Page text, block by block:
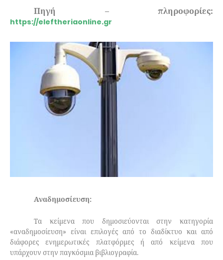
Πηγή – πληροφορίες:
https://eleftheriaonline.gr
Αναδημοσίευση:
Τα κείμενα που δημοσιεύονται στην κατηγορία
«αναδημοσίευση» είναι επιλογές από το διαδίκτυο και από
διάφορες ενημερωτικές πλατφόρμες ή από κείμενα που
υπάρχουν στην παγκόσμια βιβλιογραφία.